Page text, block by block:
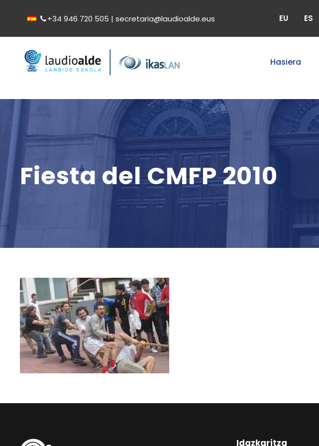
+34 946 720 505 | secretaria@laudioalde.eus EU ES
Hasiera
Fiesta del CMFP 2010
Idazkaritza